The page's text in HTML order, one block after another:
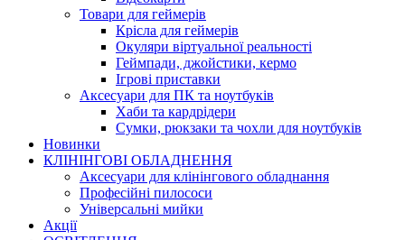
Товари для геймерів
Крісла для геймерів
Окуляри віртуальної реальності
Геймпади, джойстики, кермо
Ігрові приставки
Аксесуари для ПК та ноутбуків
Хаби та кардрідери
Сумки, рюкзаки та чохли для ноутбуків
Новинки
КЛІНІНГОВІ ОБЛАДНЕННЯ
Аксесуари для клінінгового обладнання
Професійні пилососи
Універсальні мийки
Акції